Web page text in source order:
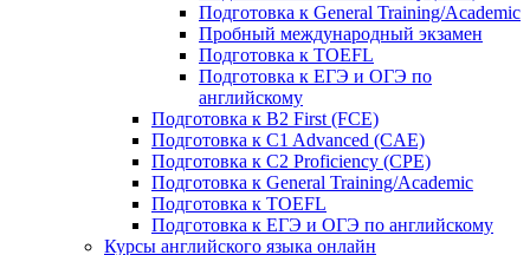
Подготовка к General Training/Academic
Пробный международный экзамен
Подготовка к TOEFL
Подготовка к ЕГЭ и ОГЭ по
английскому
Подготовка к B2 First (FCE)
Подготовка к C1 Advanced (CAE)
Подготовка к C2 Proficiency (CPE)
Подготовка к General Training/Academic
Подготовка к TOEFL
Подготовка к ЕГЭ и ОГЭ по английскому
Курсы английского языка онлайн